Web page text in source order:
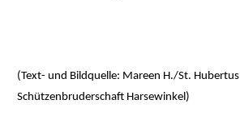
(Text- und Bildquelle: Mareen H./St. Hubertus
Schützenbruderschaft Harsewinkel)